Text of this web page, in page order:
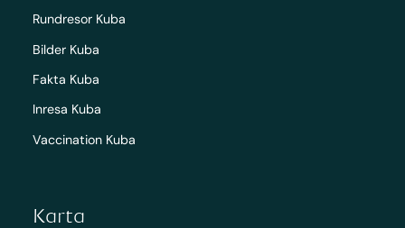
Rundresor Kuba
Bilder Kuba
Fakta Kuba
Inresa Kuba
Vaccination Kuba
Karta